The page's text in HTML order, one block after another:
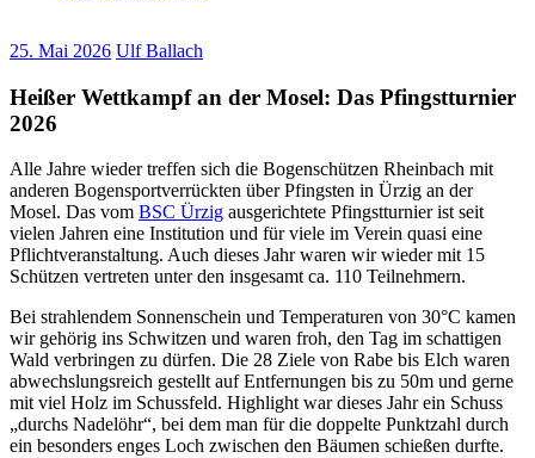
25. Mai 2026 Ulf Ballach
Heißer Wettkampf an der Mosel: Das Pfingstturnier
2026
Alle Jahre wieder treffen sich die Bogenschützen Rheinbach mit
anderen Bogensportverrückten über Pfingsten in Ürzig an der
Mosel. Das vom BSC Ürzig ausgerichtete Pfingstturnier ist seit
vielen Jahren eine Institution und für viele im Verein quasi eine
Pflichtveranstaltung. Auch dieses Jahr waren wir wieder mit 15
Schützen vertreten unter den insgesamt ca. 110 Teilnehmern.
Bei strahlendem Sonnenschein und Temperaturen von 30°C kamen
wir gehörig ins Schwitzen und waren froh, den Tag im schattigen
Wald verbringen zu dürfen. Die 28 Ziele von Rabe bis Elch waren
abwechslungsreich gestellt auf Entfernungen bis zu 50m und gerne
mit viel Holz im Schussfeld. Highlight war dieses Jahr ein Schuss
„durchs Nadelöhr“, bei dem man für die doppelte Punktzahl durch
ein besonders enges Loch zwischen den Bäumen schießen durfte.